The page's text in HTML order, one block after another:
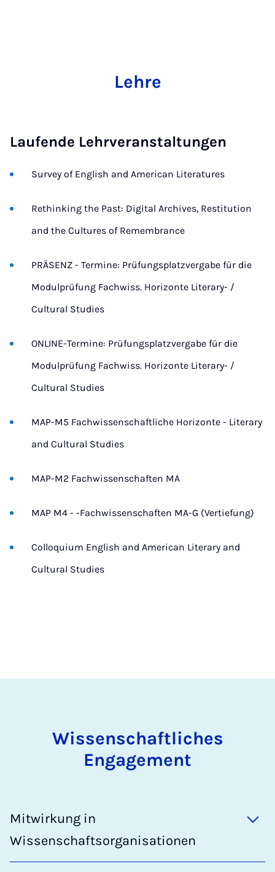
Lehre
Laufende Lehrveranstaltungen
Survey of English and American Literatures
Rethinking the Past: Digital Archives, Restitution
and the Cultures of Remembrance
PRÄSENZ - Termine: Prüfungsplatzvergabe für die
Modulprüfung Fachwiss. Horizonte Literary- /
Cultural Studies
ONLINE-Termine: Prüfungsplatzvergabe für die
Modulprüfung Fachwiss. Horizonte Literary- /
Cultural Studies
MAP-M5 Fachwissenschaftliche Horizonte - Literary
and Cultural Studies
MAP-M2 Fachwissenschaften MA
MAP M4 - -Fachwissenschaften MA-G (Vertiefung)
Colloquium English and American Literary and
Cultural Studies
Wissenschaftliches
Engagement
Mitwirkung in
Wissenschaftsorganisationen